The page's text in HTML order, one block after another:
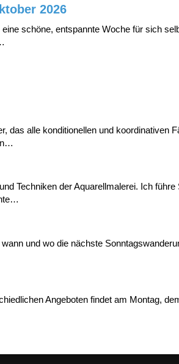
2026
schöne, entspannte Woche für sich
das alle konditionellen und koordinativen
Techniken der Aquarellmalerei. Ich
und wo die nächste
Angeboten findet am Montag,